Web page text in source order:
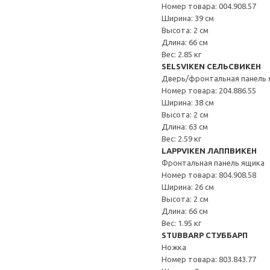
Номер товара: 004.908.57
Ширина: 39 см
Высота: 2 см
Длина: 66 см
Вес: 2.85 кг
SELSVIKEN СЕЛЬСВИКЕН
Дверь/фронтальная панель
Номер товара: 204.886.55
Ширина: 38 см
Высота: 2 см
Длина: 63 см
Вес: 2.59 кг
LAPPVIKEN ЛАППВИКЕН
Фронтальная панель ящика
Номер товара: 804.908.58
Ширина: 26 см
Высота: 2 см
Длина: 66 см
Вес: 1.95 кг
STUBBARP СТУББАРП
Ножка
Номер товара: 803.843.77